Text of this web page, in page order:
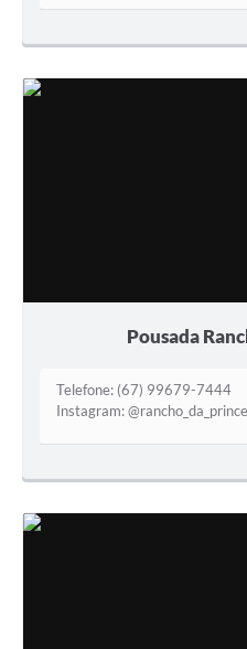
Pousada
Telefone: (67) 99679-7444
Instagram: